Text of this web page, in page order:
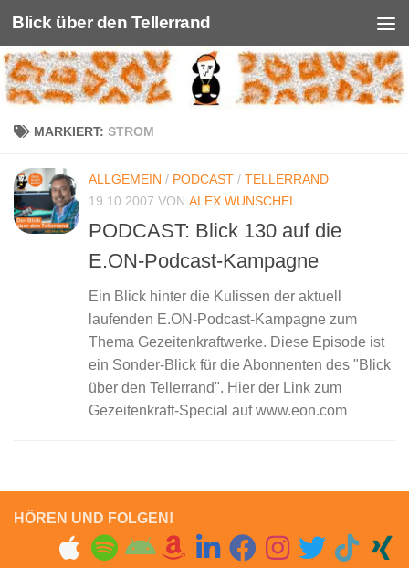
Unter dem Inhalt
Blick über den Tellerrand
MARKIERT: STROM
ALLGEMEIN / PODCAST / TELLERRAND
19.10.2007 VON ALEX WUNSCHEL
PODCAST: Blick 130 auf die
E.ON-Podcast-Kampagne
Ein Blick hinter die Kulissen der aktuell
laufenden E.ON-Podcast-Kampagne zum
Thema Gezeitenkraftwerke. Diese Episode ist
ein Sonder-Blick für die Abonnenten des "Blick
über den Tellerrand". Hier der Link zum
Gezeitenkraft-Special auf www.eon.com
HÖREN UND FOLGEN!